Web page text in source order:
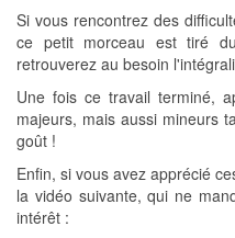
Si vous rencontrez des
ce petit morceau est tiré du
retrouverez au besoin
Une fois ce travail terminé,
majeurs, mais aussi mineurs
goût !
Enfin, si vous avez apprécié
la vidéo suivante, qui ne
intérêt :